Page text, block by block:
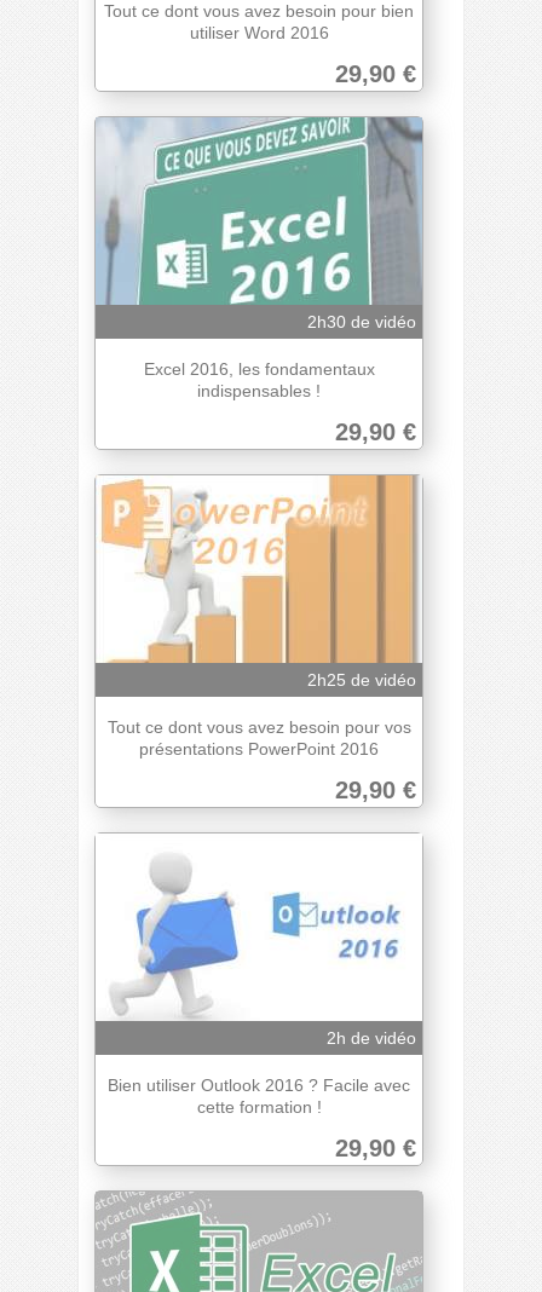
Tout ce dont vous avez besoin pour bien
utiliser Word 2016
29,90 €
2h30 de vidéo
Excel 2016, les fondamentaux
indispensables !
29,90 €
2h25 de vidéo
Tout ce dont vous avez besoin pour vos
présentations PowerPoint 2016
29,90 €
2h de vidéo
Bien utiliser Outlook 2016 ? Facile avec
cette formation !
29,90 €